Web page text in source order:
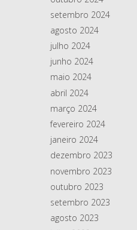
setembro 2024
agosto 2024
julho 2024
junho 2024
maio 2024
abril 2024
março 2024
fevereiro 2024
janeiro 2024
dezembro 2023
novembro 2023
outubro 2023
setembro 2023
agosto 2023